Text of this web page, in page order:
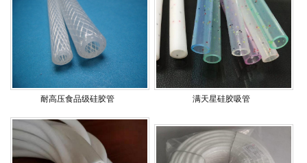
耐高压食品级硅胶管 满天星硅胶吸管